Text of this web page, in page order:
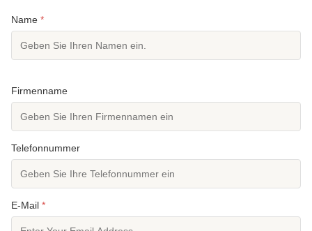
Name *
Firmenname
Telefonnummer
E-Mail *